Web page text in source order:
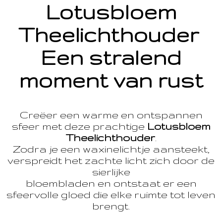
Lotusbloem
Theelichthouder
Een stralend
moment van rust
Creëer een warme en ontspannen
sfeer met deze prachtige Lotusbloem
Theelichthouder.
Zodra je een waxinelichtje aansteekt,
verspreidt het zachte licht zich door de
sierlijke
bloembladen en ontstaat er een
sfeervolle gloed die elke ruimte tot leven
brengt.